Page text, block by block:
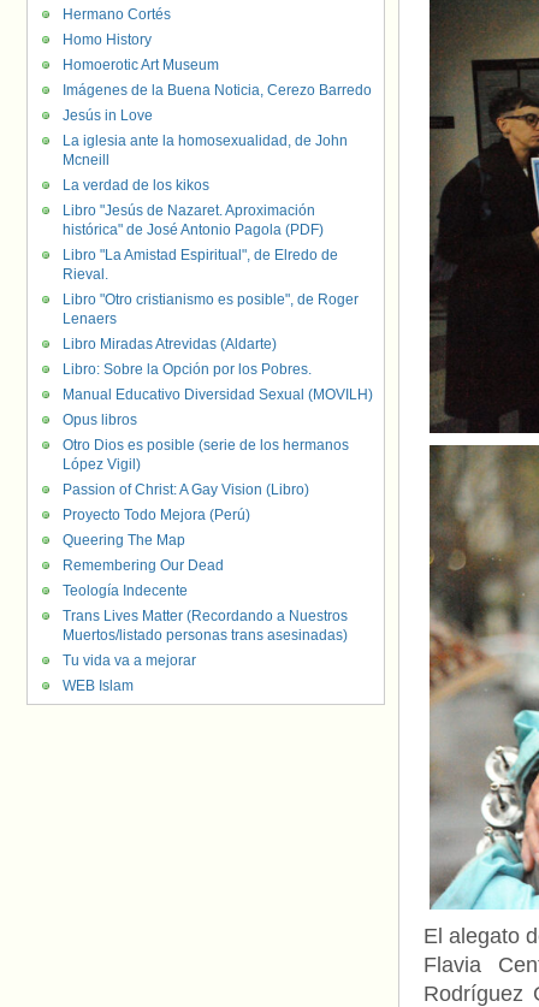
El alegato
Flavia
Rodríguez
Hermano Cortés
Homo History
Homoerotic Art Museum
Imágenes de la Buena Noticia, Cerezo Barredo
Jesús in Love
La iglesia ante la homosexualidad, de John
Mcneill
La verdad de los kikos
Libro "Jesús de Nazaret. Aproximación
histórica" de José Antonio Pagola (PDF)
Libro "La Amistad Espiritual", de Elredo de
Rieval.
Libro "Otro cristianismo es posible", de Roger
Lenaers
Libro Miradas Atrevidas (Aldarte)
Libro: Sobre la Opción por los Pobres.
Manual Educativo Diversidad Sexual (MOVILH)
Opus libros
Otro Dios es posible (serie de los hermanos
López Vigil)
Passion of Christ: A Gay Vision (Libro)
Proyecto Todo Mejora (Perú)
Queering The Map
Remembering Our Dead
Teología Indecente
Trans Lives Matter (Recordando a Nuestros
Muertos/listado personas trans asesinadas)
Tu vida va a mejorar
WEB Islam